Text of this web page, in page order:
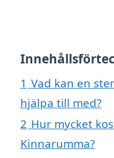
1 Vad kan en
hjälpa till med?
2 Hur mycket
Kinnarumma?